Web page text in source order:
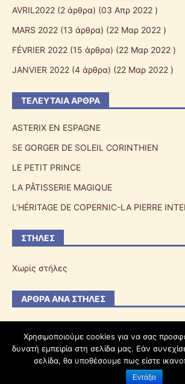
AVRIL2022 (2 άρθρα) (03 Απρ 2022 )
MARS 2022 (13 άρθρα) (22 Μαρ 2022 )
FÉVRIER 2022 (15 άρθρα) (22 Μαρ 2022 )
JANVIER 2022 (4 άρθρα) (22 Μαρ 2022 )
ΤΕΛΕΥΤΑΊΑ ΆΡΘΡΑ
ASTERIX EN ESPAGNE
SE GORGER DE SOLEIL CORINTHIEN
LE PETIT PRINCE
LA PÂTISSERIE MAGIQUE
L’HÉRITAGE DE COPERNIC-LA PIERRE
ΣΤΉΛΕΣ
Χωρίς στήλες
ΆΡΘΡΑ ΑΝΆ ΣΤΉΛΕΣ
schoolpress.sch.gr
Όροι Χρήσης schoolpress.sch.gr|Δήλωση
Χρησιμοποιούμε cookies για να σας
δυνατή εμπειρία στη σελίδα μας. Εάν
σελίδα, θα υποθέσουμε πως είστε
Εντάξει